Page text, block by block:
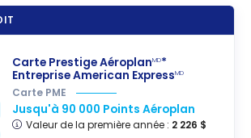
Carte Prestige AéroplanMD*
Entreprise American ExpressMD
Carte PME
Jusqu'à 90 000 Points Aéroplan
Valeur de la première année : 2 226 $